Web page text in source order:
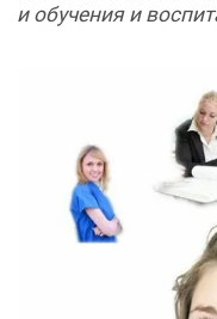
и обучения и